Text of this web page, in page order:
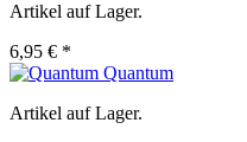
Artikel auf Lager.
6,95 € *
Quantum
Artikel auf Lager.